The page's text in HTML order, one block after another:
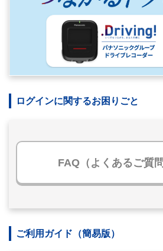
ログインに関するお困りごと
FAQ（よくあるご質
ご利用ガイド（簡易版）